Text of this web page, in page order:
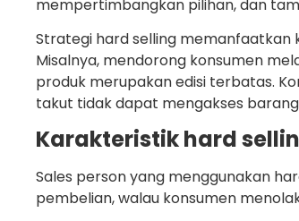
mempertimbangkan pilihan, dan
Strategi hard selling
Misalnya, mendorong konsumen
produk merupakan edisi terbatas.
takut tidak dapat mengakses
Karakteristik hard
Sales person yang menggunakan
pembelian, walau konsumen